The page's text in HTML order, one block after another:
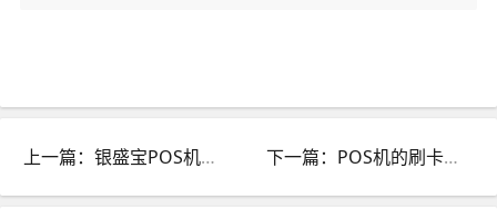
上一篇：银盛宝POS机收取399元如何返还399元 下一篇：POS机的刷卡手续费费率介绍，怎么算的